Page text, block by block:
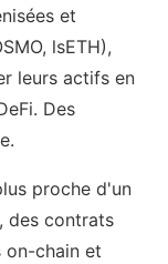
et
lsETH),
leurs actifs en
Des
proche d'un
des contrats
on-chain et